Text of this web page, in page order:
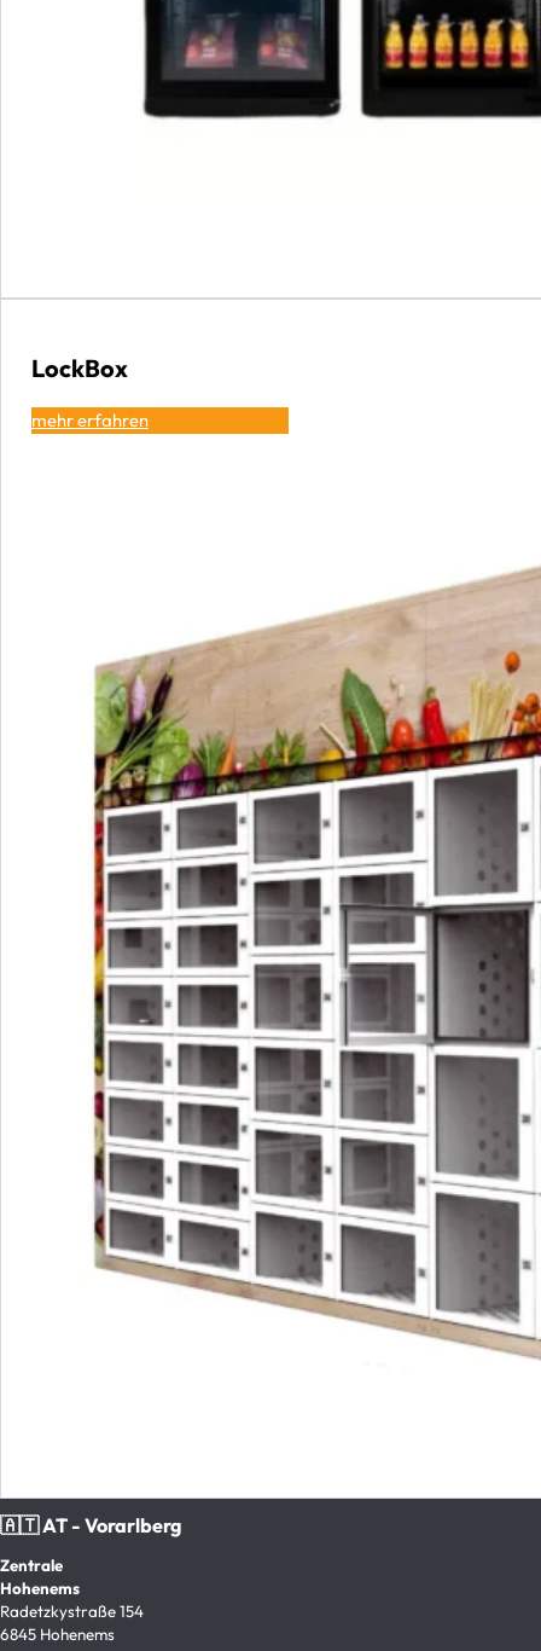
LockBox
mehr erfahren
🇦🇹 AT - Vorarlberg
Zentrale
Hohenems
Radetzkystraße 154
6845 Hohenems